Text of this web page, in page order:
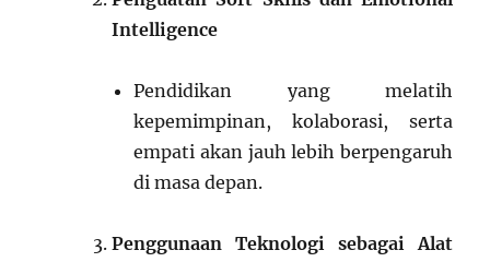
Intelligence
Pendidikan yang melatih
kepemimpinan, kolaborasi, serta
empati akan jauh lebih berpengaruh
di masa depan.
Penggunaan Teknologi sebagai Alat